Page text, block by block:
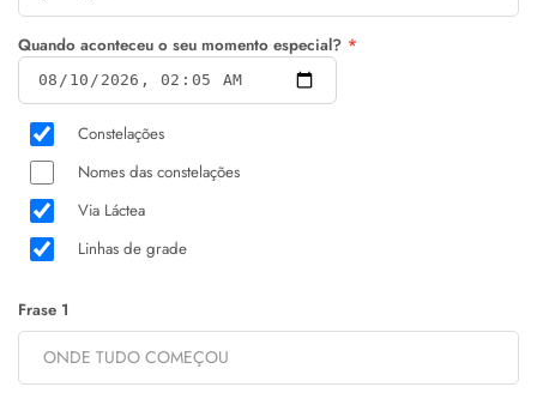
Quando aconteceu o seu momento especial? *
Constelações
Nomes das constelações
Via Láctea
Linhas de grade
Frase 1